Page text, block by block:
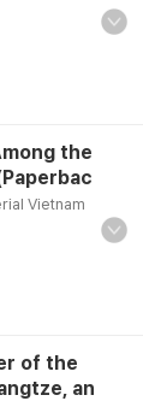
the
Vietnam
of the
an